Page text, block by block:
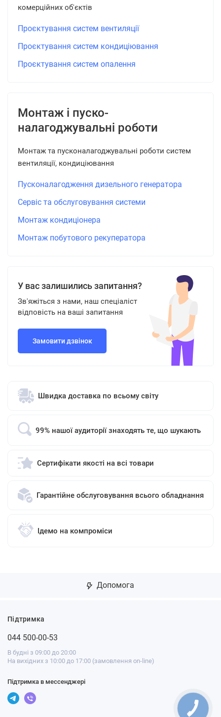
комерційних об'єктів
Проєктування систем вентиляції
Проєктування систем кондиціювання
Проєктування систем опалення
Монтаж і пуско-
налагоджувальні роботи
Монтаж та пусконалагоджувальні роботи систем
вентиляції, кондиціювання
Пусконалагодження дизельного генератора
Сервіс та обслуговування системи
Монтаж кондиціонера
Монтаж побутового рекуператора
У вас залишились запитання?
Зв'яжіться з нами, наш спеціаліст
відповість на ваші запитання
Замовити дзвінок
Швидка доставка по всьому світу
99% нашої аудиторії знаходять те, що шукають
Сертифікати якості на всі товари
Гарантійне обслуговування всього обладнання
Ідемо на компроміси
Допомога
Підтримка
044 500-00-53
В будні з 09:00 до 20:00
На вихідних з 10:00 до 17:00 (замовлення on-line)
Підтримка в мессенджері